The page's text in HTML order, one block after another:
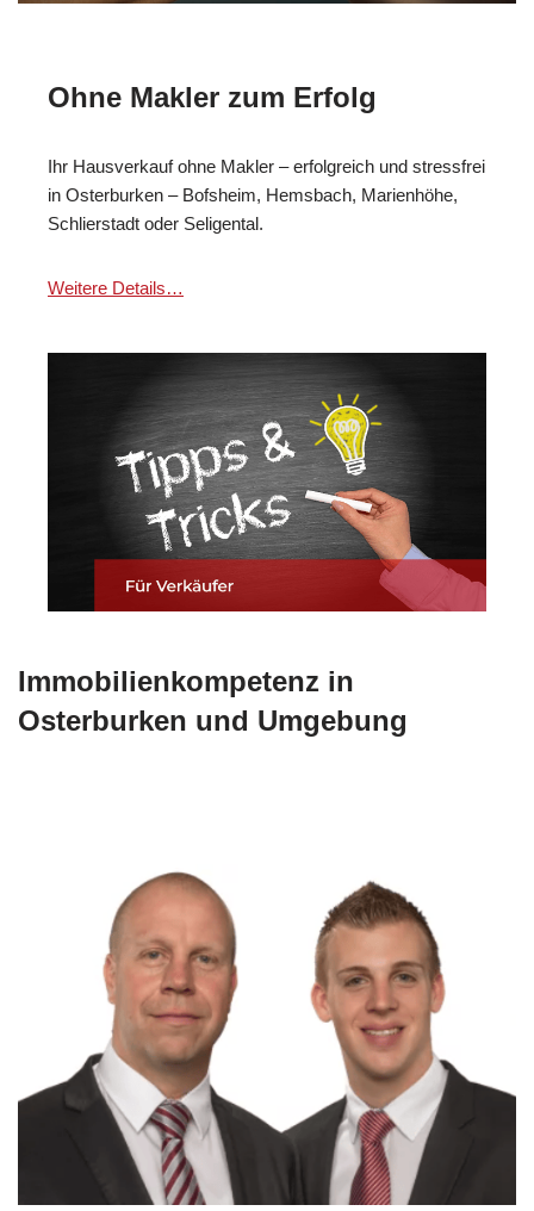
Ohne Makler zum Erfolg
Ihr Hausverkauf ohne Makler – erfolgreich und stressfrei
in Osterburken – Bofsheim, Hemsbach, Marienhöhe,
Schlierstadt oder Seligental.
Weitere Details…
Immobilienkompetenz in
Osterburken und Umgebung